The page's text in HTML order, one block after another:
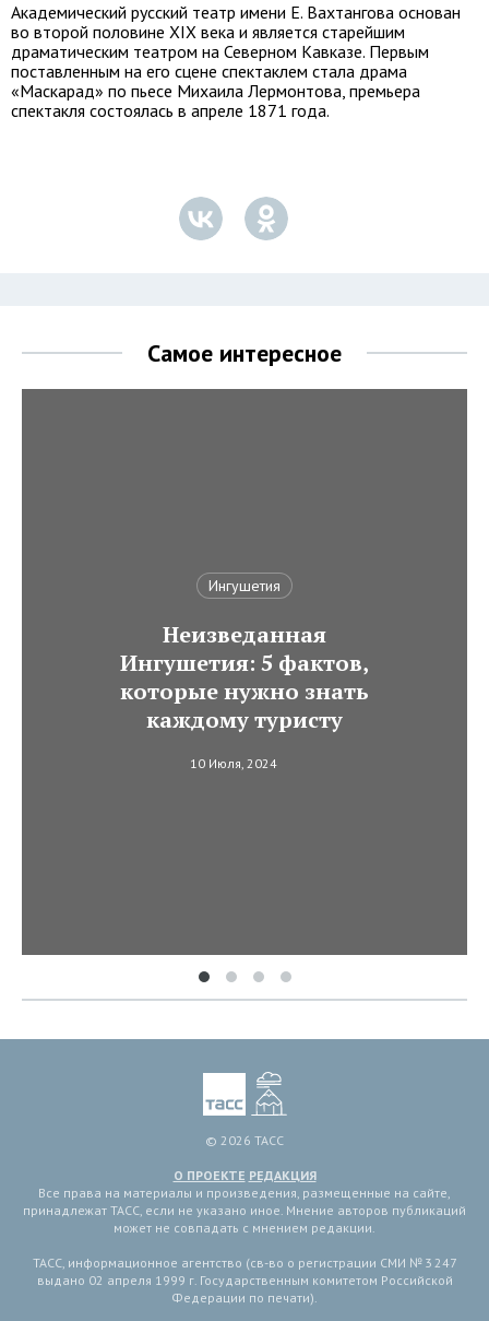
Академический русский театр имени Е. Вахтангова основан
во второй половине XIX века и является старейшим
драматическим театром на Северном Кавказе. Первым
поставленным на его сцене спектаклем стала драма
«Маскарад» по пьесе Михаила Лермонтова, премьера
спектакля состоялась в апреле 1871 года.
Самое интересное
Ингушетия
Неизведанная
Ингушетия: 5 фактов,
которые нужно знать
каждому туристу
10 Июля, 2024
© 2026 ТАСС
О ПРОЕКТЕ РЕДАКЦИЯ
Все права на материалы и произведения, размещенные на сайте,
принадлежат ТАСС, если не указано иное. Мнение авторов публикаций
может не совпадать с мнением редакции.
ТАСС, информационное агентство (св-во о регистрации СМИ № 3 247
выдано 02 апреля 1999 г. Государственным комитетом Российской
Федерации по печати).